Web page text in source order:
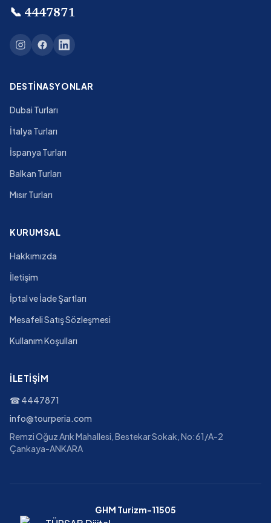
📞 4447871
DESTINASYONLAR
Dubai Turları
İtalya Turları
İspanya Turları
Balkan Turları
Mısır Turları
KURUMSAL
Hakkımızda
İletişim
İptal ve İade Şartları
Mesafeli Satış Sözleşmesi
Kullanım Koşulları
İLETIŞIM
☎4447871
info@tourperia.com
Remzi Oğuz Arık Mahallesi, Bestekar Sokak, No:61/A-2
Çankaya-ANKARA
GHM Turizm-11505